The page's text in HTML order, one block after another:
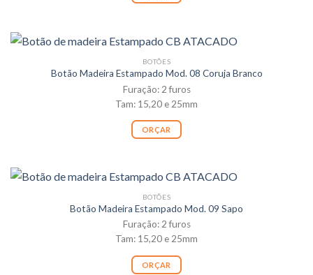
BOTÕES
Botão Madeira Estampado Mod. 08 Coruja Branco
Furação: 2 furos
Tam: 15,20 e 25mm
ORÇAR
BOTÕES
Botão Madeira Estampado Mod. 09 Sapo
Furação: 2 furos
Tam: 15,20 e 25mm
ORÇAR